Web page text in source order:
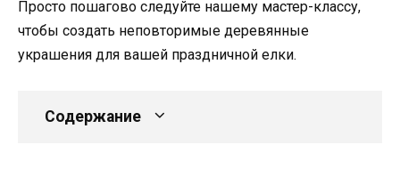
Просто пошагово следуйте нашему мастер-классу,
чтобы создать неповторимые деревянные
украшения для вашей праздничной елки.
Содержание